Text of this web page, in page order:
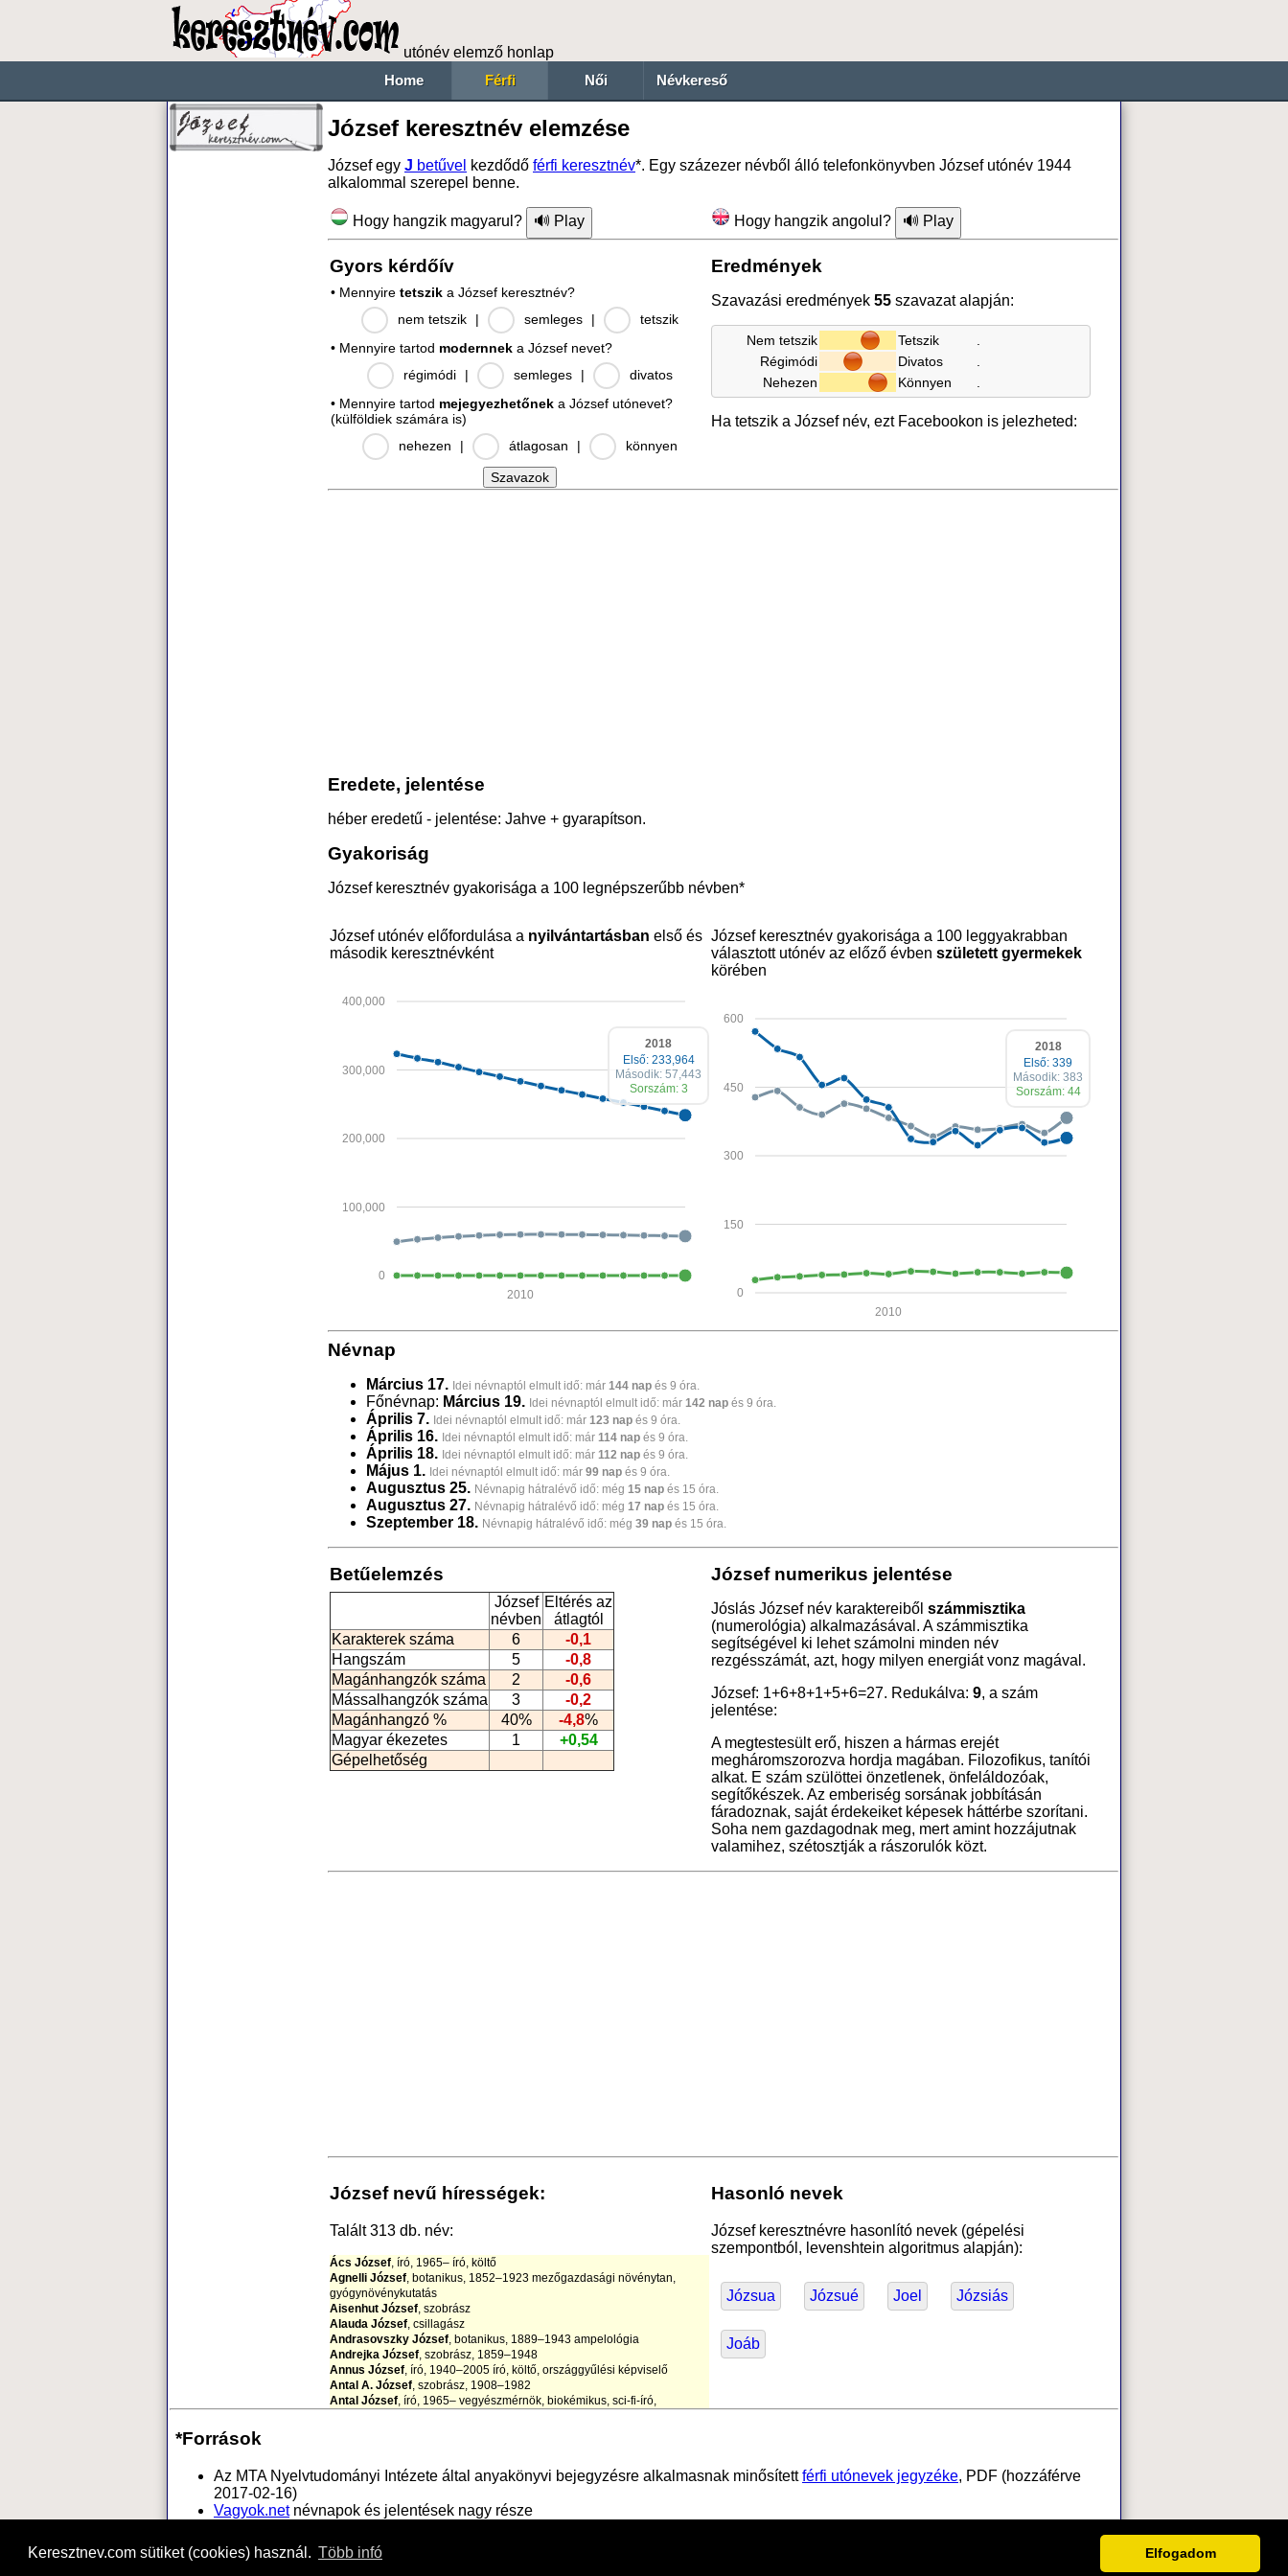
Keresztnev.com sütiket (cookies) használ. Több infó Elfogadom
utónév elemző honlap
Home Férfi Női Névkereső
József keresztnév elemzése
József egy J betűvel kezdődő férfi keresztnév*. Egy százezer névből álló telefonkönyvben József utónév 1944
alkalommal szerepel benne.
Hogy hangzik magyarul? Hogy hangzik angolul?
Gyors kérdőív
• Mennyire tetszik a József keresztnév?
nem tetszik
| semleges |
tetszik
• Mennyire tartod modernnek a József nevet?
régimódi
| semleges |
divatos
• Mennyire tartod mejegyezhetőnek a József utónevet?
(külföldiek számára is)
nehezen
| átlagosan | könnyen
Eredmények
Szavazási eredmények 55 szavazat alapján:
Nem tetszik Tetszik
Régimódi
Divatos
Nehezen
Könnyen
Ha tetszik a József név, ezt Facebookon is jelezheted:
Eredete, jelentése
héber eredetű - jelentése: Jahve + gyarapítson.
Gyakoriság
József keresztnév gyakorisága a 100 legnépszerűbb névben*
József utónév előfordulása a nyilvántartásban első és
második keresztnévként
0
100,000
200,000
300,000
400,000
2010
2018
Első: 233,964
Második: 57,443
Sorszám: 3
József keresztnév gyakorisága a 100 leggyakrabban
választott utónév az előző évben született gyermekek
körében
0
150
300
450
600
2010
2018
Első: 339
Második: 383
Sorszám: 44
Névnap
Március 17. Idei névnaptól elmult idő: már 144 nap és 9 óra.
Főnévnap: Március 19. Idei névnaptól elmult idő: már 142 nap és 9 óra.
Április 7. Idei névnaptól elmult idő: már 123 nap és 9 óra.
Április 16. Idei névnaptól elmult idő: már 114 nap és 9 óra.
Április 18. Idei névnaptól elmult idő: már 112 nap és 9 óra.
Május 1. Idei névnaptól elmult idő: már 99 nap és 9 óra.
Augusztus 25. Névnapig hátralévő idő: még 15 nap és 15 óra.
Augusztus 27. Névnapig hátralévő idő: még 17 nap és 15 óra.
Szeptember 18. Névnapig hátralévő idő: még 39 nap és 15 óra.
Betűelemzés
József
névben
Eltérés az
átlagtól
Karakterek száma
6
-0,1
Hangszám
5
-0,8
Magánhangzók száma
2
-0,6
Mássalhangzók száma
3
-0,2
Magánhangzó %
40% -4,8%
Magyar ékezetes
1
+0,54
Gépelhetőség
József numerikus jelentése
Jóslás József név karaktereiből számmisztika
(numerológia) alkalmazásával. A számmisztika
segítségével ki lehet számolni minden név
rezgésszámát, azt, hogy milyen energiát vonz magával.
József: 1+6+8+1+5+6=27. Redukálva: 9, a szám
jelentése:
A megtestesült erő, hiszen a hármas erejét
megháromszorozva hordja magában. Filozofikus, tanítói
alkat. E szám szülöttei önzetlenek, önfeláldozóak,
segítőkészek. Az emberiség sorsának jobbításán
fáradoznak, saját érdekeiket képesek háttérbe szorítani.
Soha nem gazdagodnak meg, mert amint hozzájutnak
valamihez, szétosztják a rászorulók közt.
József nevű hírességek:
Talált 313 db. név:
Ács József, író, 1965– író, költő
Agnelli József, botanikus, 1852–1923 mezőgazdasági növénytan,
gyógynövénykutatás
Aisenhut József, szobrász
Alauda József, csillagász
Andrasovszky József, botanikus, 1889–1943 ampelológia
Andrejka József, szobrász, 1859–1948
Annus József, író, 1940–2005 író, költő, országgyűlési képviselő
Antal A. József, szobrász, 1908–1982
Antal József, író, 1965– vegyészmérnök, biokémikus, sci-fi-író,
Asbóth József, teniszező
Bábolnay József, építész, 1886–1983 iparművész, magyar-amerikai
Bajza József, író, 1804–1858 költő, színigazgató, kritikus
Bakos József
Hasonló nevek
József keresztnévre hasonlító nevek (gépelési
szempontból, levenshtein algoritmus alapján):
Józsua Józsué Joel Józsiás
Joáb
*Források
Az MTA Nyelvtudományi Intézete által anyakönyvi bejegyzésre alkalmasnak minősítettférfi utónevek jegyzéke, PDF (hozzáférve
2017-02-16)
Vagyok.netnévnapok és jelentések nagy része